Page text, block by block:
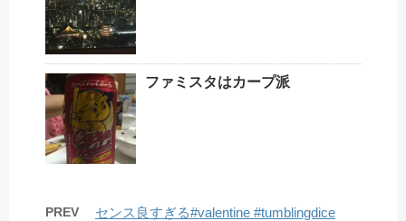
ファミスタはカープ派
PREV センス良すぎる#valentine #tumblingdice